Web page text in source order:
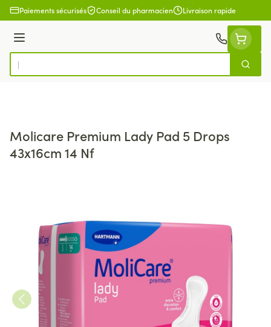
Aller au contenu
Paiements sécurisés Conseil du pharmacien Livraison rapide
Menu
Rechercher
Molicare Premium Lady Pad 5 Drops
43x16cm 14 Nf